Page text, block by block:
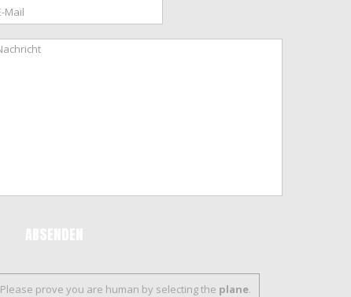
Please prove you are human by selecting the plane.